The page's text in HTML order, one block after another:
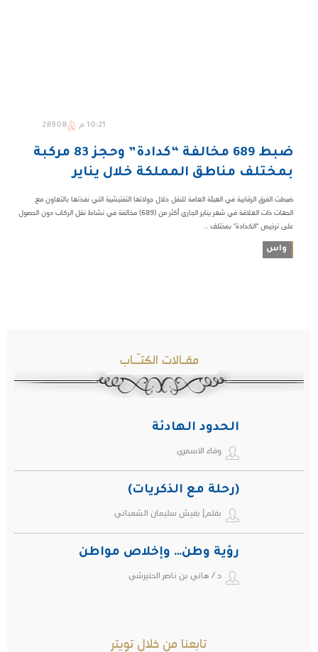
10:21 م 28908
ضبط 689 مخالفة “كدادة” وحجز 83 مركبة
بمختلف مناطق المملكة خلال يناير
ضبطت الفرق الرقابية في الهيئة العامة للنقل خلال جولاتها التفتيشية التي نفذتها بالتعاون مع
الجهات ذات العلاقة في شهر يناير الجاري أكثر من (689) مخالفة في نشاط نقل الركاب دون الحصول
على ترخيص "الكدادة" بمختلف ...
واس
مقـالات الكتـّـاب
الحدود الهادئة
وفاء الاسمري
(رحلة مع الذكريات)
بقلم| بقيش سليمان الشعباني
رؤية وطن… وإخلاص مواطن
د / هاني بن ناصر الحتيرشي
تابعنا من خلال تويتر